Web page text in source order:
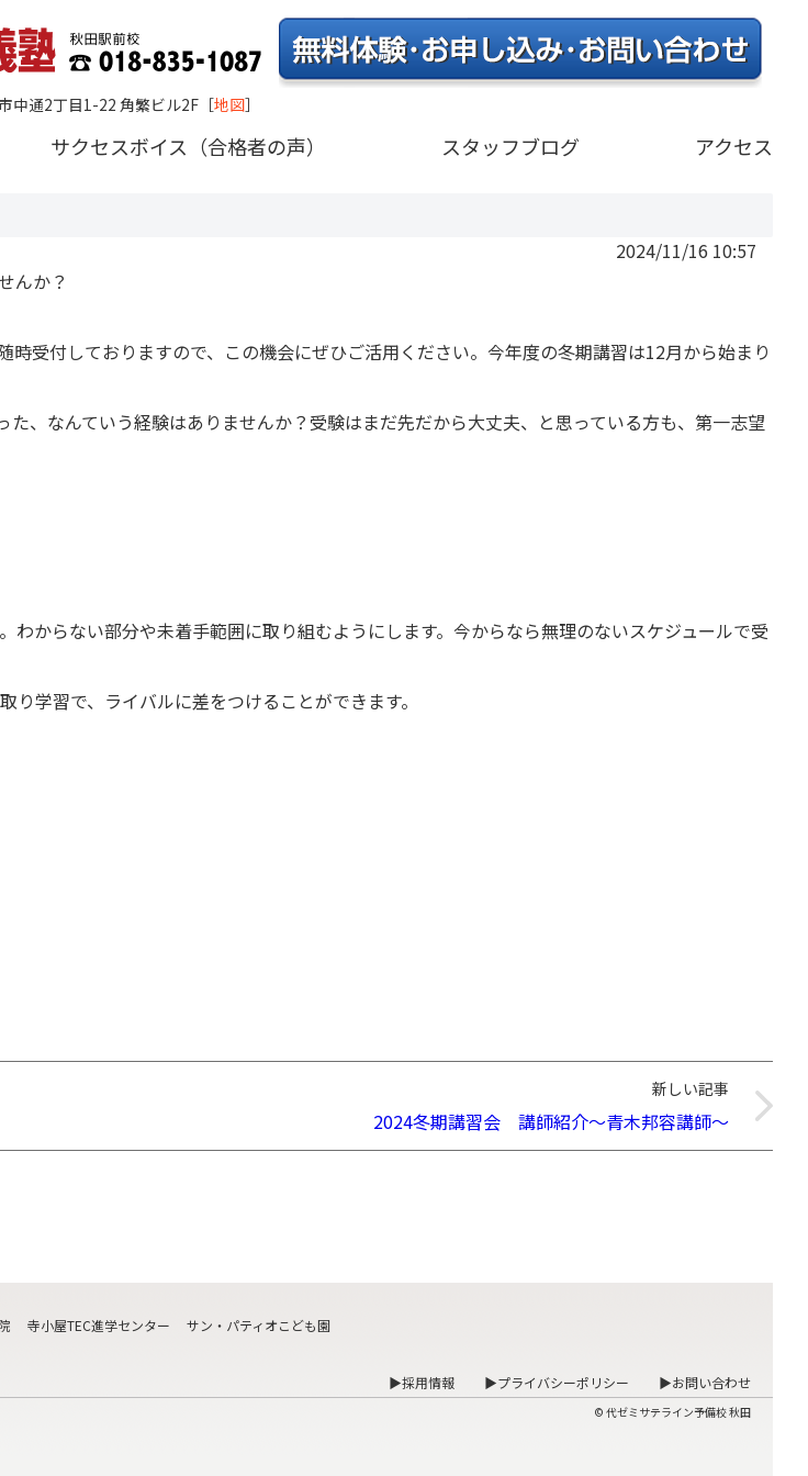
中通2丁目1-22 角繁ビル2F ［地図］
サクセスボイス（合格者の声） スタッフブログ アクセス
2024/11/16 10:57
んか？
受付しておりますので、この機会にぜひご活用ください。今年度の冬期講習は12月から始まり
、なんていう経験はありませんか？受験はまだ先だから大丈夫、と思っている方も、第一志望
からない部分や未着手範囲に取り組むようにします。今からなら無理のないスケジュールで受
学習で、ライバルに差をつけることができます。
新しい記事
2024冬期講習会 講師紹介～青木邦容講師～
寺小屋TEC進学センター サン・パティオこども園
▶採用情報 ▶プライバシーポリシー
▶お問い合わせ
© 代ゼミサテライン予備校 秋田